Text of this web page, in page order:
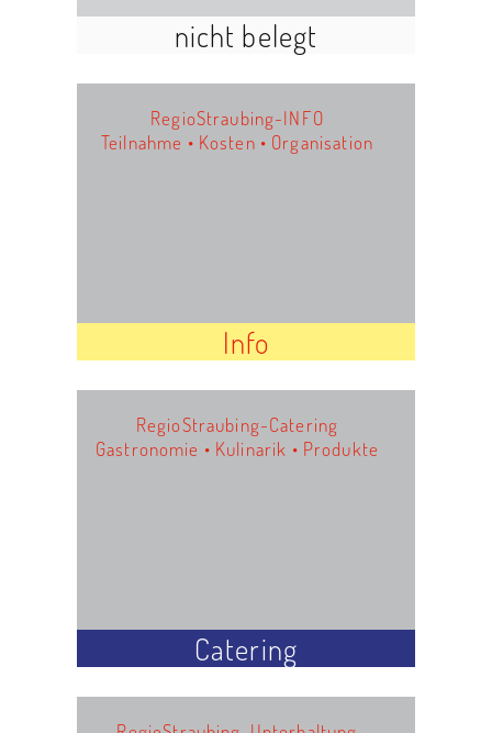
nicht belegt
RegioStraubing-INFO
Teilnahme • Kosten • Organisation
Info
RegioStraubing-Catering
Gastronomie • Kulinarik • Produkte
Catering